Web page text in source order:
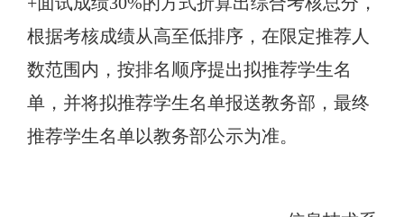
根据考核成绩从高至低排序，在限定推荐人
数范围内，按排名顺序提出拟推荐学生名
单，并将拟推荐学生名单报送教务部，最终
推荐学生名单以教务部公示为准。